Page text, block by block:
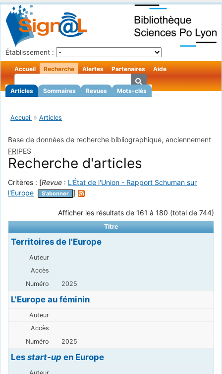
Établissement :
Accueil Recherche
Articles Sommaires Revues Mots-clés
Alertes Partenaires Aide
Accueil » Articles
Base de données de recherche bibliographique, anciennement
FRIPES
Recherche d'articles
Critères : [Revue : L'État de l'Union - Rapport Schuman sur
l'Europe
S'abonner ]
Afficher les résultats de 161 à 180 (total de 744)
Titre
Territoires de l'Europe
2025
L'Europe au féminin
2025
Lesstart-up en Europe